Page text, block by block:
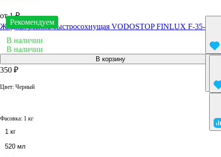
Рекомендуем
от 1 ₽
Жидкая резина быстросохнущая VODOSTOP FINLUX F-35-9
В наличии
В наличии
В корзину
350 ₽
Цвет: Черный
Фасовка: 1 кг
1 кг
520 мл